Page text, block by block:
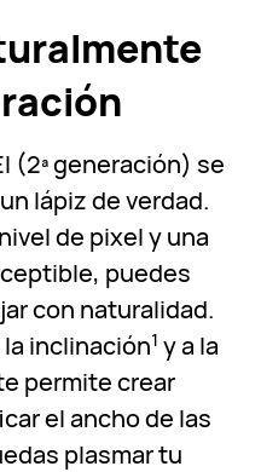
(2ª generación) se
lápiz de verdad.
de pixel y una
puedes
con naturalidad.
inclinación1 y a la
permite crear
el ancho de las
plasmar tu